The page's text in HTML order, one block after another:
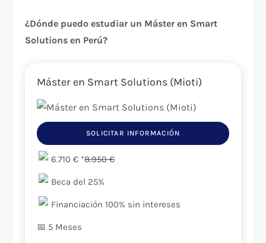
¿Dónde puedo estudiar un Máster en Smart
Solutions en Perú?
Máster en Smart Solutions (Mioti)
6.710 € *8.950 €
Beca del 25%
Financiación 100% sin intereses
📅 5 Meses
SOLICITAR INFORMACIÓN